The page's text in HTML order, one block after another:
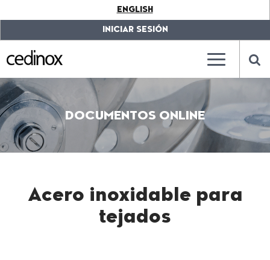
label.access.jump.content???
???
label.access.jump.header???
label.access.jump.footer???
???
label.access.jump.menu???
ENGLISH
INICIAR SESIÓN
???
???
DOCUMENTOS ONLINE
Acero inoxidable para
tejados